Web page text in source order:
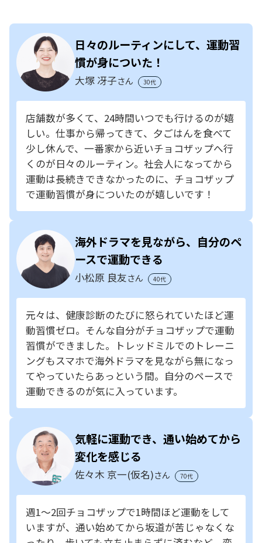
日々のルーティンにして、運動習
慣が身についた！
大塚 冴子さん 30代
店舗数が多くて、24時間いつでも行けるのが嬉
しい。仕事から帰ってきて、夕ごはんを食べて
少し休んで、一番家から近いチョコザップへ行
くのが日々のルーティン。社会人になってから
運動は長続きできなかったのに、チョコザップ
で運動習慣が身についたのが嬉しいです！
海外ドラマを見ながら、自分のペ
ースで運動できる
小松原 良友さん 40代
元々は、健康診断のたびに怒られていたほど運
動習慣ゼロ。そんな自分がチョコザップで運動
習慣ができました。トレッドミルでのトレーニ
ングもスマホで海外ドラマを見ながら無になっ
てやっていたらあっという間。自分のペースで
運動できるのが気に入っています。
気軽に運動でき、通い始めてから
変化を感じる
佐々木 京一(仮名)さん 70代
週1～2回チョコザップで1時間ほど運動をして
いますが、通い始めてから坂道が苦じゃなくな